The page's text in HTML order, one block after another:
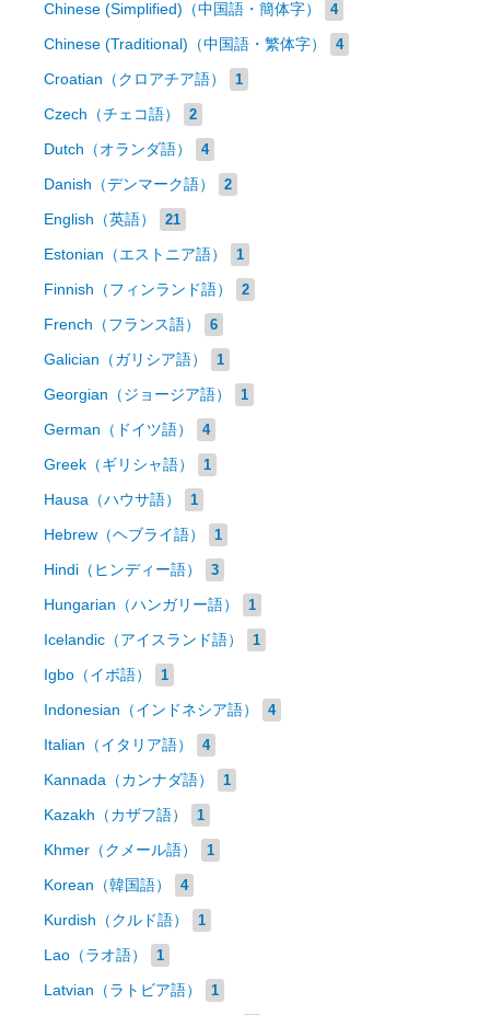
Chinese (Simplified)（中国語・簡体字） 4
Chinese (Traditional)（中国語・繁体字） 4
Croatian（クロアチア語） 1
Czech（チェコ語） 2
Dutch（オランダ語） 4
Danish（デンマーク語） 2
English（英語） 21
Estonian（エストニア語） 1
Finnish（フィンランド語） 2
French（フランス語） 6
Galician（ガリシア語） 1
Georgian（ジョージア語） 1
German（ドイツ語） 4
Greek（ギリシャ語） 1
Hausa（ハウサ語） 1
Hebrew（ヘブライ語） 1
Hindi（ヒンディー語） 3
Hungarian（ハンガリー語） 1
Icelandic（アイスランド語） 1
Igbo（イボ語） 1
Indonesian（インドネシア語） 4
Italian（イタリア語） 4
Kannada（カンナダ語） 1
Kazakh（カザフ語） 1
Khmer（クメール語） 1
Korean（韓国語） 4
Kurdish（クルド語） 1
Lao（ラオ語） 1
Latvian（ラトビア語） 1